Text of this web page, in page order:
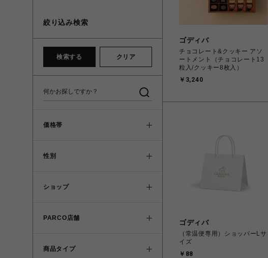
絞り込み検索
検索する クリア
価格帯
性別
ショップ
PARCO店舗
商品タイプ
ゴディバ
チョコレート&クッキー アソ
ートメント（チョコレート13
粒入/クッキー8枚入）
￥3,240
ゴディバ
（常温便専用）ショッパーLサ
イズ
￥88